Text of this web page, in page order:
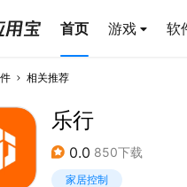
首页 游戏 软
相关推荐
乐行
0.0 850下载
家居控制